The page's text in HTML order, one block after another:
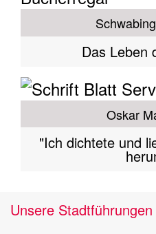
Das Leben
Oskar
"Ich dichtete und
Unsere